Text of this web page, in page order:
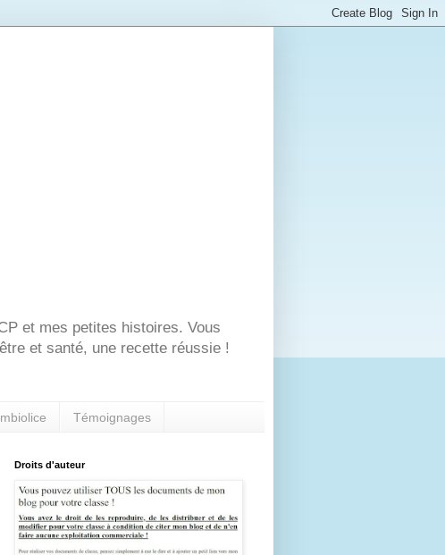
et mes petites histoires. Vous
et santé, une recette réussie !
Témoignages
Droits d'auteur